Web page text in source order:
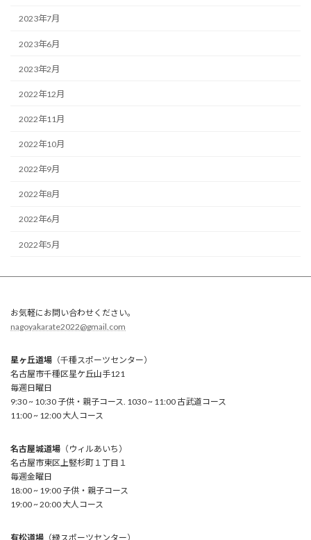
2023年7月
2023年6月
2023年2月
2022年12月
2022年11月
2022年10月
2022年9月
2022年8月
2022年6月
2022年5月
お気軽にお問い合わせください。
nagoyakarate2022@gmail.com
星ヶ丘道場 （千種スポーツセンター）
名古屋市千種区星ケ丘山手121
毎週日曜日
9:30 ~ 10:30 子供・親子コース. 1030 ~ 11:00 古武道コース
11:00 ~ 12:00 大人コース
名古屋城道場 （ウィルあいち）
名古屋市東区上竪杉町１丁目１
毎週金曜日
18:00 ~ 19:00 子供・親子コース
19:00 ~ 20:00 大人コース
有松道場 （緑スポーツセンター）